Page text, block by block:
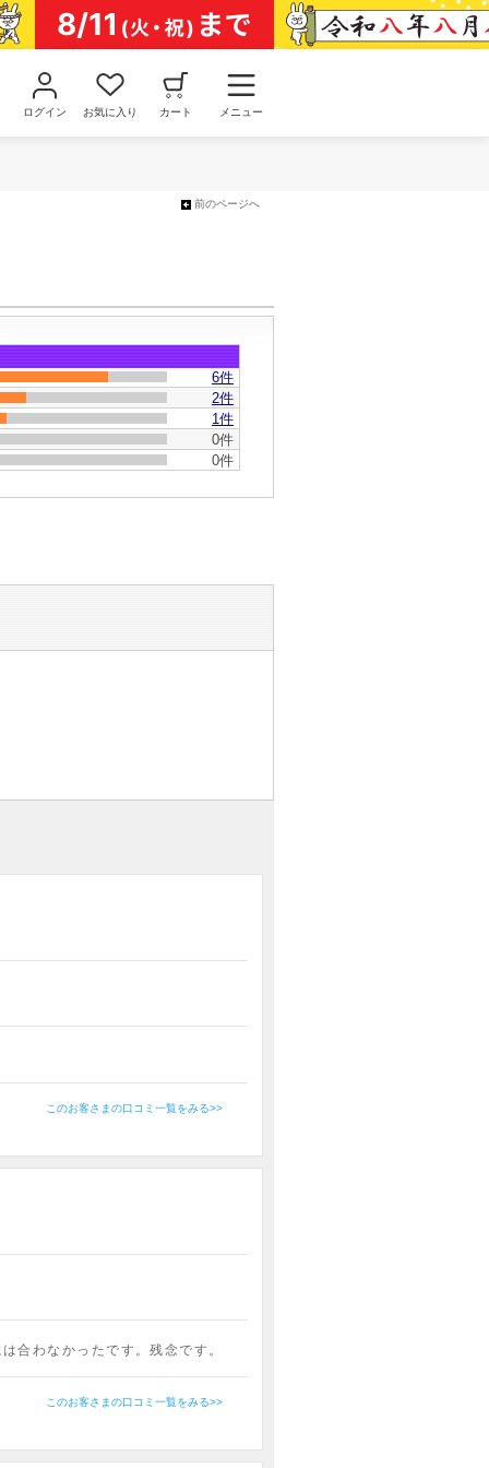
ログイン お気に入り カート メニュー
前のページへ
6件
2件
1件
0件
0件
このお客さまの口コミ一覧をみる>>
合わなかったです。残念です。
このお客さまの口コミ一覧をみる>>